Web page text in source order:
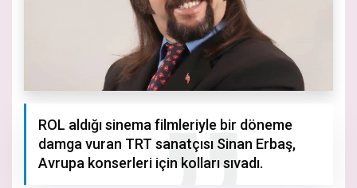
ROL aldığı sinema filmleriyle bir döneme
damga vuran TRT sanatçısı Sinan Erbaş,
Avrupa konserleri için kolları sıvadı.